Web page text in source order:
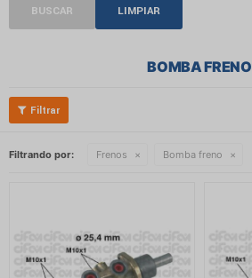
BUSCAR LIMPIAR
BOMBA FRENO
Filtrando por: Frenos Bomba freno